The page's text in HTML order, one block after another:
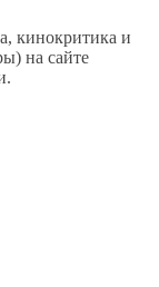
кинокритика и
на сайте